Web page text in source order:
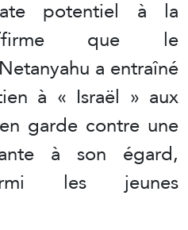
potentiel à la
que le
a entraîné
à « Israël » aux
garde contre une
à son égard,
les jeunes